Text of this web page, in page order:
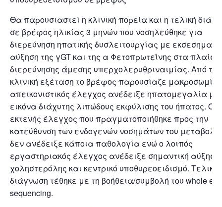
Θα παρουσιαστεί η κλινική πορεία και η τελική
σε βρέφος ηλικίας 3 μηνών που νοσηλεύθηκε για
διερεύνηση ηπατικής δυσλειτουργίας με
αύξηση της γGT και της α Φετοπρωτεϊνης στα
διερεύνησης άμεσης υπερχολερυθριναιμίας. Από την
κλινική εξέταση το βρέφος παρουσίαζε
απεικονιστικός έλεγχος ανέδειξε ηπατομεγαλία με
εικόνα διάχυτης λιπώδους εκφύλισης του ήπατος. Ο
εκτενής έλεγχος που πραγματοποιήθηκε προς την
κατεύθυνση των ενδογενών νοσημάτων του
δεν ανέδειξε κάποια παθολογία ενώ ο λοιπός
εργαστηριακός έλεγχος ανέδειξε σημαντική αύξηση
χοληστερόλης και κεντρικό υποθυρεοειδισμό. Τελικά
διάγνωση τέθηκε με τη βοήθεια/συμβολή του whole
sequencing.